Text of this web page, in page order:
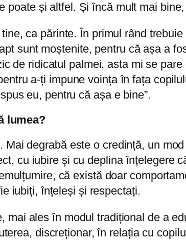
poate și altfel. Și încă mult mai
ca părinte. În primul rând
sunt moștenite, pentru că așa a
de ridicatul palmei, asta mi se pare
a-ți impune voința în fața
eu, pentru că așa e bine”.
lumea?
degrabă este o credință, un
cu iubire și cu deplina înțelegere
că există doar
iubiți, înțeleși și respectați.
ales în modul tradițional de a
discreționar, în relația cu